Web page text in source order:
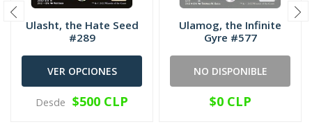
Ulasht, the Hate Seed
#289
VER OPCIONES
Desde $500 CLP
Ulamog, the Infinite
Gyre #577
NO DISPONIBLE
$0 CLP